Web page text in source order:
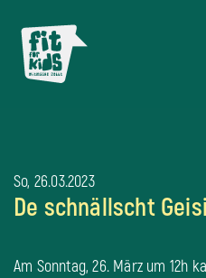
So, 26.03.2023
De schnällscht
Am Sonntag, 26. März um 12h